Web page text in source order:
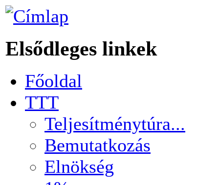
Elsődleges linkek
Főoldal
TTT
Teljesítménytúra...
Bemutatkozás
Elnökség